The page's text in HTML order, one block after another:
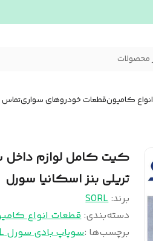
محصولات
کامیونقطعات خودروهای سواریتماس
کیت کامل لوازم داخل
تریلی بنز اسکانیا سورل
برند:SORL
دسته‌بندی:قطعات انواع
برچسب‌ها :سوپاپ بادی سورل SORL